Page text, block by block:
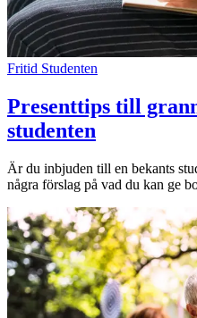
Fritid Studenten
Presenttips till
studenten
Är du inbjuden till en bekants
några förslag på vad du kan ge